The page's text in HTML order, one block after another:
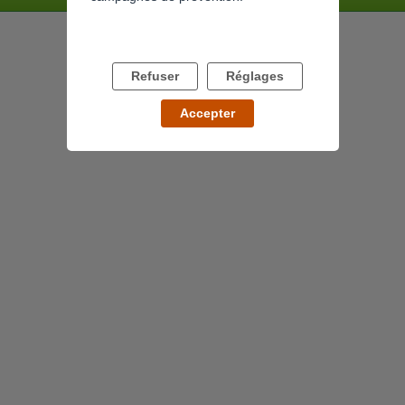
Refuser Réglages
Accepter